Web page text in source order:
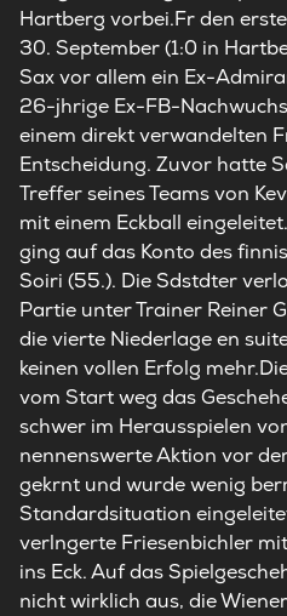
Hartberg vorbei.Fr den
30. September (1:0 in
Sax vor allem ein Ex-
26-jhrige Ex-FB-
einem direkt verwandelten
Entscheidung. Zuvor hatte
Treffer seines Teams von
mit einem Eckball
ging auf das Konto des
Soiri (55.). Die Sdstdter
Partie unter Trainer Reiner
die vierte Niederlage en
keinen vollen Erfolg
vom Start weg das
schwer im Herausspielen
nennenswerte Aktion vor
gekrnt und wurde wenig
Standardsituation
verlngerte Friesenbichler
ins Eck. Auf das
nicht wirklich aus, die